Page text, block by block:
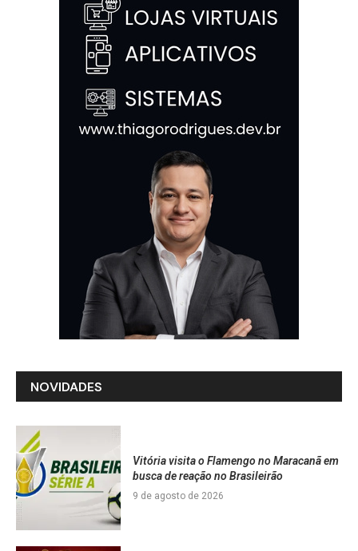
NOVIDADES
Vitória visita o Flamengo no Maracanã em
busca de reação no Brasileirão
9 de agosto de 2026